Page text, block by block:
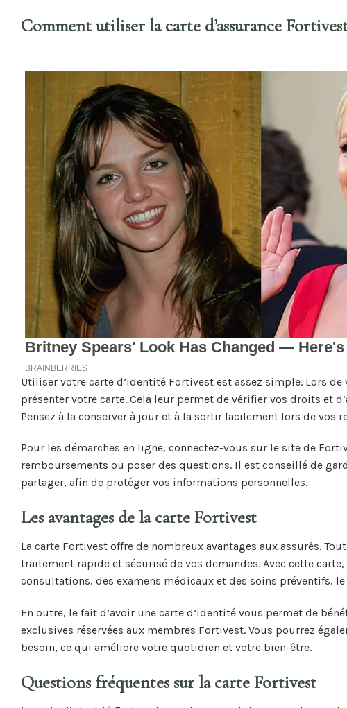
Comment utiliser la carte d’assurance
Utiliser votre carte d’identité Fortivest est assez simple. Lors
présenter votre carte. Cela leur permet de vérifier vos droits et
Pensez à la conserver à jour et à la sortir facilement lors de vos
Pour les démarches en ligne, connectez-vous sur le site de
remboursements ou poser des questions. Il est conseillé de
partager, afin de protéger vos informations personnelles.
Les avantages de la carte Fortivest
La carte Fortivest offre de nombreux avantages aux assurés.
traitement rapide et sécurisé de vos demandes. Avec cette
consultations, des examens médicaux et des soins préventifs,
En outre, le fait d’avoir une carte d’identité vous permet de
exclusives réservées aux membres Fortivest. Vous pourrez
besoin, ce qui améliore votre quotidien et votre bien-être.
Questions fréquentes sur la carte Fortivest